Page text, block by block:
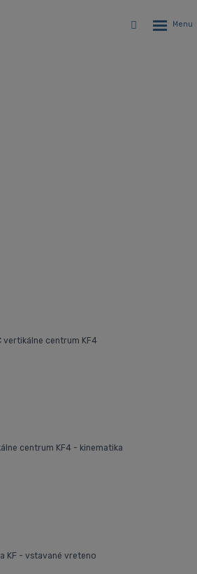
Vyhledávání
vertikálne centrum KF4
centrum KF4 - kinematika
KF - vstavané vreteno